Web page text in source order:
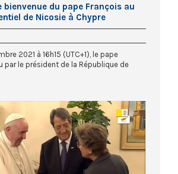
bienvenue du pape François au
de Nicosie à Chypre
2021 à 16h15 (UTC+1), le pape
par le président de la République de